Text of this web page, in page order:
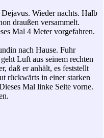
Wieder nachts. Halb
draußen versammelt.
Mal 4 Meter vorgefahren.
nach Hause. Fuhr
Luft aus seinem rechten
daß er anhält, es feststellt
rückwärts in einer starken
Mal linke Seite vorne.